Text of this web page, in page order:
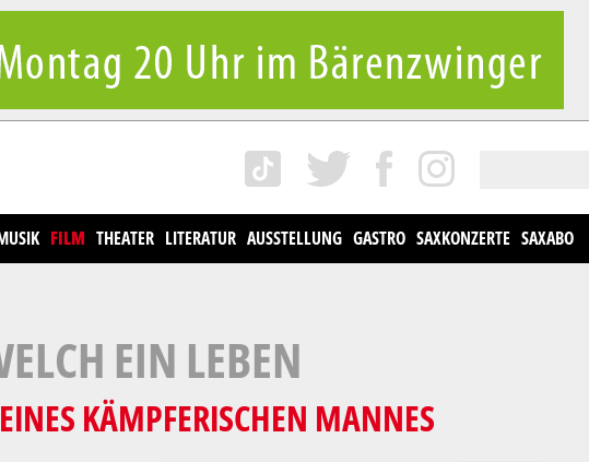
FILM THEATER LITERATUR AUSSTELLUNG GASTRO SAXKONZERTE SAXABO
EIN LEBEN
KÄMPFERISCHEN MANNES